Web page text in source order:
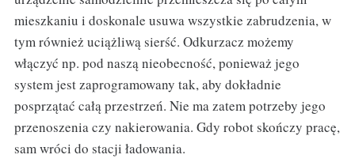
mieszkaniu i doskonale usuwa wszystkie zabrudzenia, w
tym również uciążliwą sierść. Odkurzacz możemy
włączyć np. pod naszą nieobecność, ponieważ jego
system jest zaprogramowany tak, aby dokładnie
posprzątać całą przestrzeń. Nie ma zatem potrzeby jego
przenoszenia czy nakierowania. Gdy robot skończy pracę,
sam wróci do stacji ładowania.